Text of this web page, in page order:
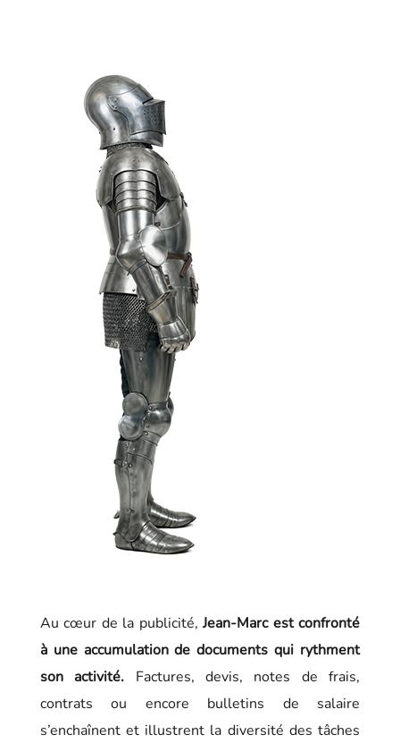
Au cœur de la publicité,Jean-Marc est confronté
à une accumulation de documents qui rythment
son activité. Factures, devis, notes de frais,
contrats ou encore bulletins de salaire
s’enchaînent et illustrent la diversité des tâches